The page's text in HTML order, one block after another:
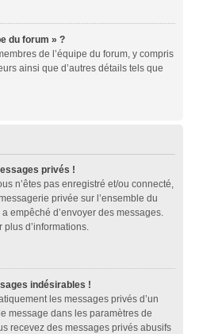
du forum » ?
de l’équipe du forum, y compris
ainsi que d’autres détails tels que
privés !
n’êtes pas enregistré et/ou connecté,
privée sur l’ensemble du
empêché d’envoyer des messages.
plus d’informations.
indésirables !
les messages privés d’un
message dans les paramètres de
recevez des messages privés abusifs